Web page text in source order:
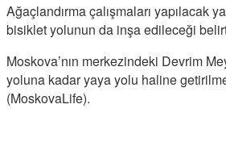
Ağaçlandırma çalışmaları yapılacak
bisiklet yolunun da inşa edileceği
Moskova’nın merkezindeki Devrim
yoluna kadar yaya yolu haline
(MoskovaLife).